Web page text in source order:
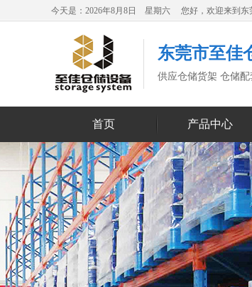
今天是：2026年8月8日 星期六 您好，欢迎来到东
东莞市至佳
供应仓储货架 仓储
首页 产品中心